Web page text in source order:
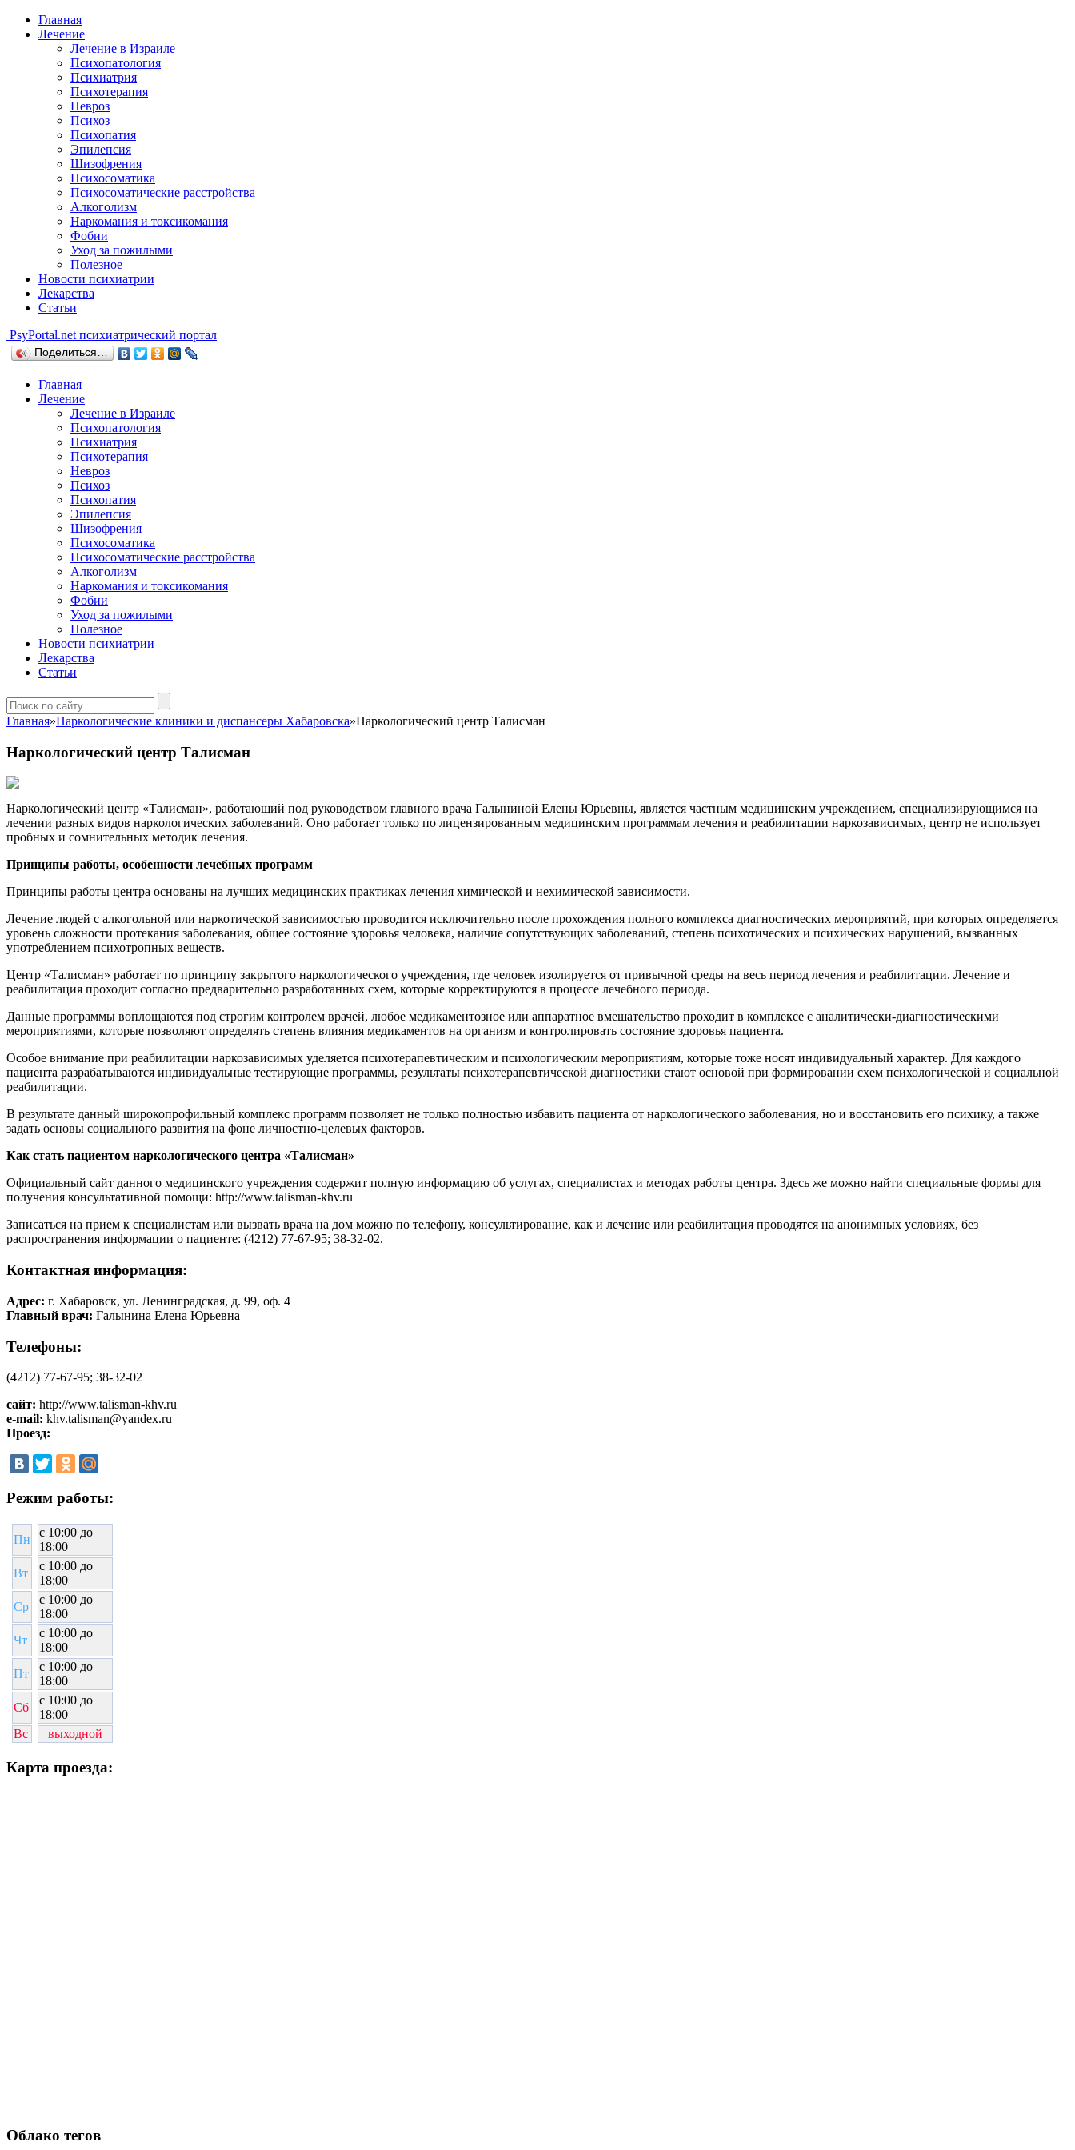
Главная
Лечение
Лечение в Израиле
Психопатология
Психиатрия
Психотерапия
Невроз
Психоз
Психопатия
Эпилепсия
Шизофрения
Психосоматика
Психосоматические расстройства
Алкоголизм
Наркомания и токсикомания
Фобии
Уход за пожилыми
Полезное
Новости психиатрии
Лекарства
Статьи
PsyPortal.net психиатрический портал
Поделиться…
Главная
Лечение
Лечение в Израиле
Психопатология
Психиатрия
Психотерапия
Невроз
Психоз
Психопатия
Эпилепсия
Шизофрения
Психосоматика
Психосоматические расстройства
Алкоголизм
Наркомания и токсикомания
Фобии
Уход за пожилыми
Полезное
Новости психиатрии
Лекарства
Статьи
Главная»Наркологические клиники и диспансеры Хабаровска»Наркологический центр Талисман
Наркологический центр Талисман
Наркологический центр «Талисман», работающий под руководством главного врача Галыниной Елены Юрьевны, является частным медицинским учреждением, специализирующимся на
лечении разных видов наркологических заболеваний. Оно работает только по лицензированным медицинским программам лечения и реабилитации наркозависимых, центр не использует
пробных и сомнительных методик лечения.
Принципы работы, особенности лечебных программ
Принципы работы центра основаны на лучших медицинских практиках лечения химической и нехимической зависимости.
Лечение людей с алкогольной или наркотической зависимостью проводится исключительно после прохождения полного комплекса диагностических мероприятий, при которых определяется
уровень сложности протекания заболевания, общее состояние здоровья человека, наличие сопутствующих заболеваний, степень психотических и психических нарушений, вызванных
употреблением психотропных веществ.
Центр «Талисман» работает по принципу закрытого наркологического учреждения, где человек изолируется от привычной среды на весь период лечения и реабилитации. Лечение и
реабилитация проходит согласно предварительно разработанных схем, которые корректируются в процессе лечебного периода.
Данные программы воплощаются под строгим контролем врачей, любое медикаментозное или аппаратное вмешательство проходит в комплексе с аналитически-диагностическими
мероприятиями, которые позволяют определять степень влияния медикаментов на организм и контролировать состояние здоровья пациента.
Особое внимание при реабилитации наркозависимых уделяется психотерапевтическим и психологическим мероприятиям, которые тоже носят индивидуальный характер. Для каждого
пациента разрабатываются индивидуальные тестирующие программы, результаты психотерапевтической диагностики стают основой при формировании схем психологической и социальной
реабилитации.
В результате данный широкопрофильный комплекс программ позволяет не только полностью избавить пациента от наркологического заболевания, но и восстановить его психику, а также
задать основы социального развития на фоне личностно-целевых факторов.
Как стать пациентом наркологического центра «Талисман»
Официальный сайт данного медицинского учреждения содержит полную информацию об услугах, специалистах и методах работы центра. Здесь же можно найти специальные формы для
получения консультативной помощи: http://www.talisman-khv.ru
Записаться на прием к специалистам или вызвать врача на дом можно по телефону, консультирование, как и лечение или реабилитация проводятся на анонимных условиях, без
распространения информации о пациенте: (4212) 77-67-95; 38-32-02.
Контактная информация:
Адрес: г. Хабаровск, ул. Ленинградская, д. 99, оф. 4
Главный врач: Галынина Елена Юрьевна
Телефоны:
(4212) 77-67-95; 38-32-02
сайт: http://www.talisman-khv.ru
e-mail: khv.talisman@yandex.ru
Проезд:
Режим работы:
Пн
c 10:00 до
18:00
Вт
c 10:00 до
18:00
Ср
c 10:00 до
18:00
Чт
c 10:00 до
18:00
Пт
c 10:00 до
18:00
Сб
c 10:00 до
18:00
Вс
выходной
Карта проезда:
Облако тегов